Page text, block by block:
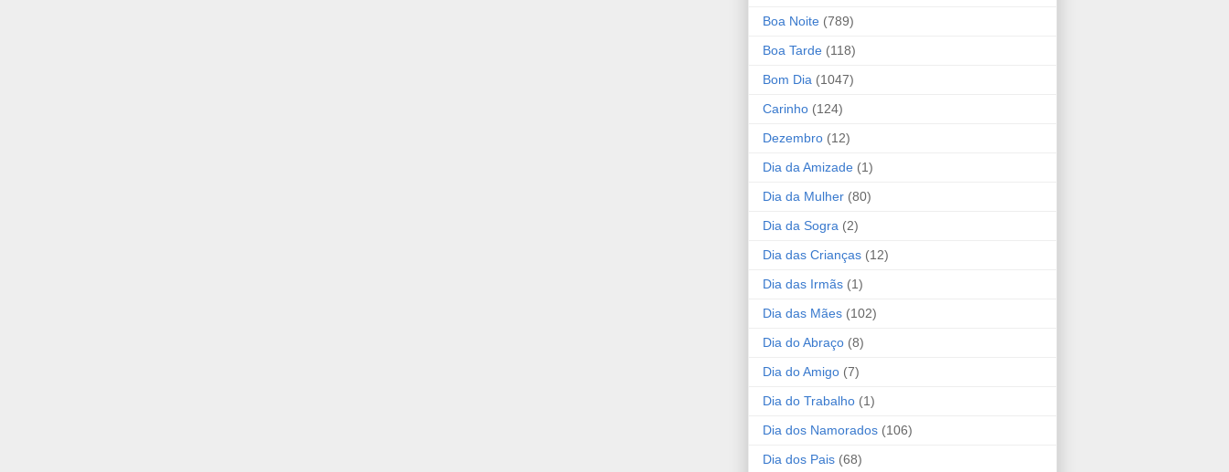
Boa Noite (789)
Boa Tarde (118)
Bom Dia (1047)
Carinho (124)
Dezembro (12)
Dia da Amizade (1)
Dia da Mulher (80)
Dia da Sogra (2)
Dia das Crianças (12)
Dia das Irmãs (1)
Dia das Mães (102)
Dia do Abraço (8)
Dia do Amigo (7)
Dia do Trabalho (1)
Dia dos Namorados (106)
Dia dos Pais (68)